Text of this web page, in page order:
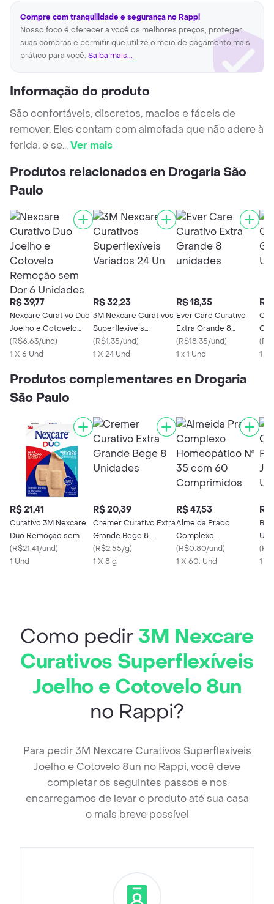
Compre com tranquilidade e segurança no Rappi
Nosso foco é oferecer a você os melhores preços, proteger
suas compras e permitir que utilize o meio de pagamento mais
prático para você. Saiba mais...
Informação do produto
São confortáveis, discretos, macios e fáceis de
remover. Eles contam com almofada que não adere à
ferida, e se...Ver mais
Produtos relacionados en Drogaria São
Paulo
R$ 39,77
Nexcare Curativo Duo
Joelho e Cotovelo
Remoção sem Dor 6
Unidades
(R$6.63/und)
1 X 6 Und
R$ 32,23
3M Nexcare Curativos
Superflexíveis
Variados 24 Un
(R$1.35/und)
1 X 24 Und
R$ 18,35
Ever Care Curativo
Extra Grande 8
unidades
(R$18.35/und)
1 x 1 Und
R$
(
1 X
Produtos complementares en Drogaria
São Paulo
R$ 21,41
Curativo 3M Nexcare
Duo Remoção sem
Dor Tamanhos
Diferentes 10
(R$21.41/und)
1 Und
R$ 20,39
Cremer Curativo Extra
Grande Bege 8
Unidades
(R$2.55/g)
1 X 8 g
R$ 47,53
Almeida Prado
Complexo
Homeopático Nº 35
com 60 Comprimidos
(R$0.80/und)
1 X 60. Und
R$
(
1 X
Como pedir3M Nexcare
Curativos Superflexíveis
Joelho e Cotovelo 8un
no Rappi?
Para pedir 3M Nexcare Curativos Superflexíveis
Joelho e Cotovelo 8un no Rappi, você deve
completar os seguintes passos e nos
encarregamos de levar o produto até sua casa
o mais breve possível